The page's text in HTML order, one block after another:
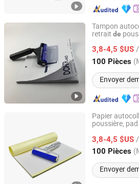
Tampon
retrait de
3,8-4,5 $US
100 Pièces
Envoyer
Xiamen Qianyu Technology Co., Ltd.
Fujian, China Depuis
Papier
poussière,
3,8-4,5 $US
100 Pièces
Envoyer
Xiamen Qianyu Technology Co., Ltd.
Fujian, China Depuis